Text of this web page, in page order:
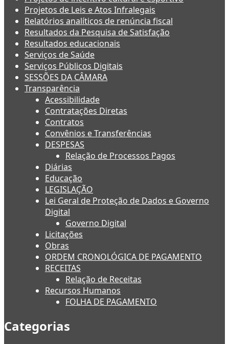
Projetos de Leis e Atos Infralegais
Relatórios analíticos de renúncia fiscal
Resultados da Pesquisa de Satisfação
Resultados educacionais
Serviços de Saúde
Serviços Públicos Digitais
SESSÕES DA CÂMARA
Transparência
Acessibilidade
Contratações Diretas
Contratos
Convênios e Transferências
DESPESAS
Relação de Processos Pagos
Diárias
Educação
LEGISLAÇÃO
Lei Geral de Proteção de Dados e Governo
Digital
Governo Digital
Licitações
Obras
ORDEM CRONOLÓGICA DE PAGAMENTO
RECEITAS
Relação de Receitas
Recursos Humanos
FOLHA DE PAGAMENTO
Categorias